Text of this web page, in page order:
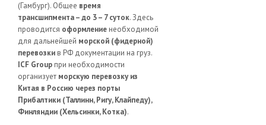
(Гамбург). Общее время
трансшипмента – до 3 – 7 суток. Здесь
проводится оформление необходимой
для дальнейшей морской (фидерной)
перевозки в РФ документации на груз.
ICF Group при необходимости
организует морскую перевозку из
Китая в Россию через порты
Прибалтики (Таллинн, Ригу, Клайпеду),
Финляндии (Хельсинки, Котка).